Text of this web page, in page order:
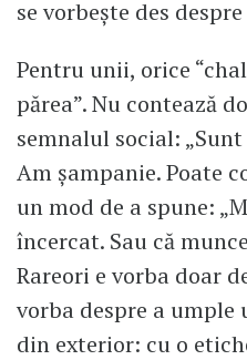
se vorbește des
Pentru unii, orice
părea”. Nu contează
semnalul social:
Am șampanie. Poate
un mod de a spune:
încercat. Sau că
Rareori e vorba doar
vorba despre a
din exterior: cu o